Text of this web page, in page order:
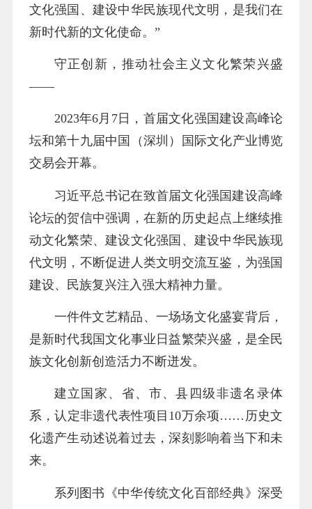
文化强国、建设中华民族现代文明，是我们在
新时代新的文化使命。”
守正创新，推动社会主义文化繁荣兴盛
——
2023年6月7日，首届文化强国建设高峰论
坛和第十九届中国（深圳）国际文化产业博览
交易会开幕。
习近平总书记在致首届文化强国建设高峰
论坛的贺信中强调，在新的历史起点上继续推
动文化繁荣、建设文化强国、建设中华民族现
代文明，不断促进人类文明交流互鉴，为强国
建设、民族复兴注入强大精神力量。
一件件文艺精品、一场场文化盛宴背后，
是新时代我国文化事业日益繁荣兴盛，是全民
族文化创新创造活力不断迸发。
建立国家、省、市、县四级非遗名录体
系，认定非遗代表性项目10万余项……历史文
化遗产生动述说着过去，深刻影响着当下和未
来。
系列图书《中华传统文化百部经典》深受